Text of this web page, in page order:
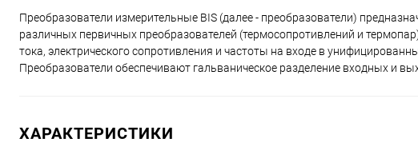
Преобразователи измерительные BIS (далее - преобразователи)
различных первичных преобразователей (термосопротивлений и
тока, электрического сопротивления и частоты на входе в
Преобразователи обеспечивают гальваническое разделение входных и
ХАРАКТЕРИСТИКИ